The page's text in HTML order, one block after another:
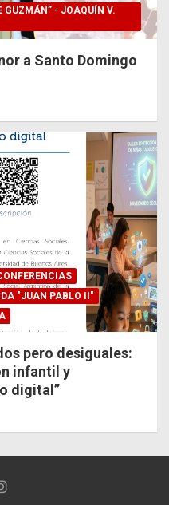
GUZMÁN” - JOAQUÍN V.
a Santo Domingo
"JUAN PABLO II"
pero desiguales:
infantil y
digital”